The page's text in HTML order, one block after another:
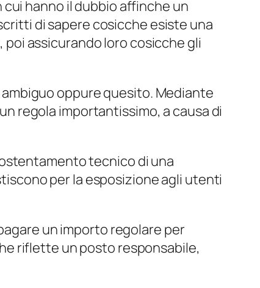
hanno il dubbio affinche un
di sapere cosicche esiste una
assicurando loro cosicche gli
oppure quesito. Mediante
regola importantissimo, a causa di
tecnico di una
per la esposizione agli utenti
un importo regolare per
riflette un posto responsabile,